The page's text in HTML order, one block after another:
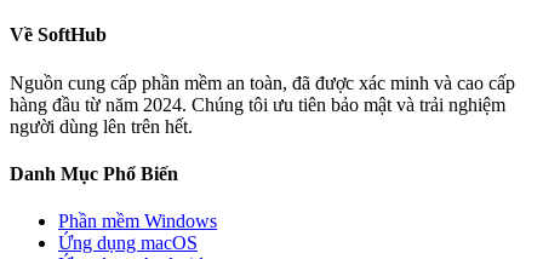
Về SoftHub
Nguồn cung cấp phần mềm an toàn, đã được xác minh và cao cấp
hàng đầu từ năm 2024. Chúng tôi ưu tiên bảo mật và trải nghiệm
người dùng lên trên hết.
Danh Mục Phổ Biến
Phần mềm Windows
Ứng dụng macOS